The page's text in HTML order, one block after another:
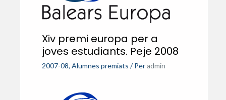
Xiv premi europa per a
joves estudiants. Peje 2008
2007-08, Alumnes premiats / Per admin